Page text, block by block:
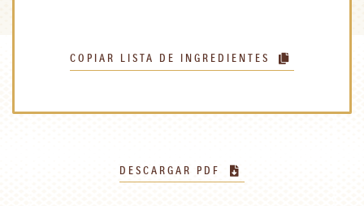
COPIAR LISTA DE INGREDIENTES
DESCARGAR PDF